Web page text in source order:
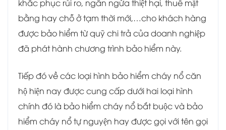
khắc phục rủi ro, ngăn ngừa thiệt hại, thuê mặt
bằng hay chỗ ở tạm thời mới,…cho khách hàng
được bảo hiểm từ quỹ chi trả của doanh nghiệp
đã phát hành chương trình bảo hiểm này.
Tiếp đó về các loại hình bảo hiểm cháy nổ căn
hộ hiện nay được cung cấp dưới hai loại hình
chính đó là bảo hiểm cháy nổ bắt buộc và bảo
hiểm cháy nổ tự nguyện hay được gọi với tên gọi